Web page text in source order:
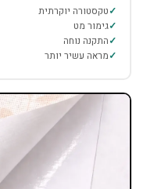
טקסטורה יוקרתית
גימור מט
התקנה נוחה
מראה עשיר יותר